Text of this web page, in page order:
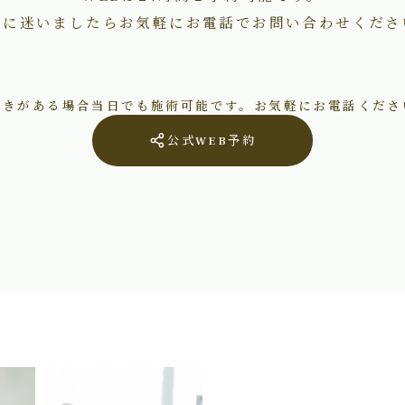
迷いましたらお気軽にお電話でお問い合わせくだ
がある場合当日でも施術可能です。お気軽にお電話くだ
公式WEB予約